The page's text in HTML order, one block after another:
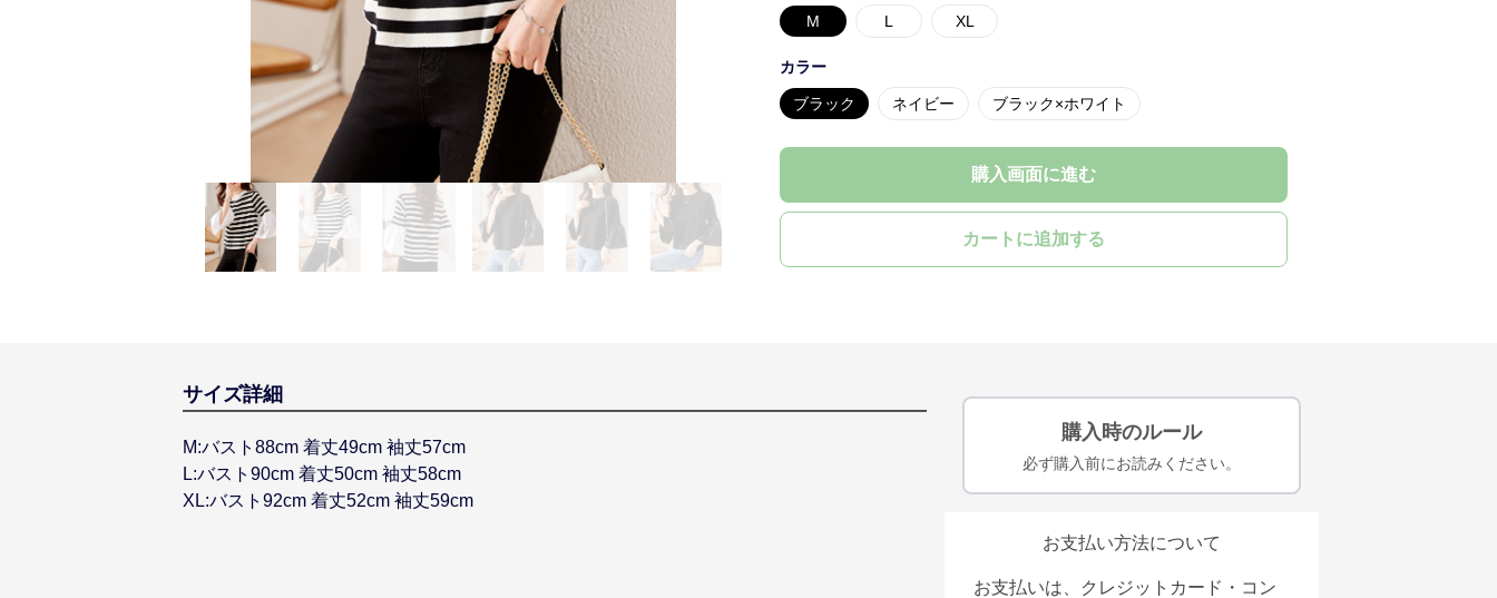
M L XL
カラー
ブラック ネイビー ブラック×ホワイト
購入画面に進む
カートに追加する
サイズ詳細
M:バスト88cm 着丈49cm 袖丈57cm
L:バスト90cm 着丈50cm 袖丈58cm
XL:バスト92cm 着丈52cm 袖丈59cm
購入時のルール
必ず購入前にお読みください。
お支払い方法について
お支払いは、クレジットカード・コン